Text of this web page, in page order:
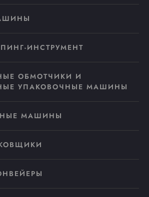
ИНСТРУМЕНТ
ОБМОТЧИКИ И
УПАКОВОЧНЫЕ МАШИНЫ
МАШИНЫ